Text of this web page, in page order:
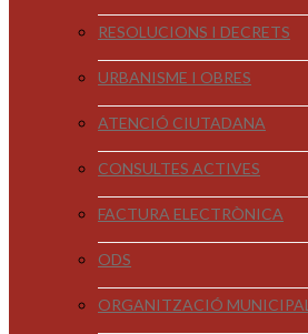
RESOLUCIONS I DECRETS
URBANISME I OBRES
ATENCIÓ CIUTADANA
CONSULTES ACTIVES
FACTURA ELECTRÒNICA
ODS
ORGANITZACIÓ MUNICIPAL